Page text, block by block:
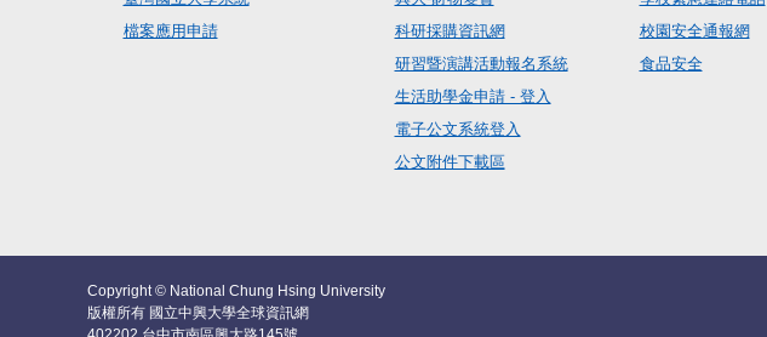
檔案應用申請
科研採購資訊網
研習暨演講活動報名系統
生活助學金申請 - 登入
電子公文系統登入
公文附件下載區
校園安全通報網
食品安全
Copyright © National Chung Hsing University
版權所有 國立中興大學全球資訊網